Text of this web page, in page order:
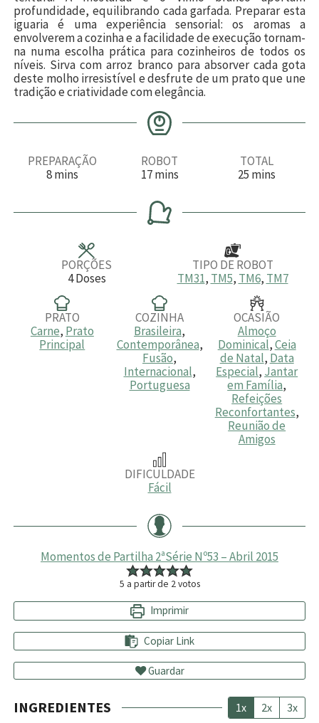
profundidade, equilibrando cada garfada. Preparar esta
iguaria é uma experiência sensorial: os aromas a
envolverem a cozinha e a facilidade de execução tornam-
na numa escolha prática para cozinheiros de todos os
níveis. Sirva com arroz branco para absorver cada gota
deste molho irresistível e desfrute de um prato que une
tradição e criatividade com elegância.
PREPARAÇÃO
8m
u
mins
ROBOT
17m
n
u
t
mins
TOTAL
25 m
u
mins
PORÇÕES
4 Doses
TIPO DE ROBOT
TM31, TM5, TM6, TM7
PRATO
Carne, Prato
Principal
COZINHA
Brasileira,
Contemporânea,
Fusão,
Internacional,
Portuguesa
OCASIÃO
Almoço
Dominical,Ceia
de Natal, Data
Especial, Jantar
em Família,
Refeições
Reconfortantes,
Reunião de
Amigos
DIFICULDADE
Fácil
Momentos de Partilha 2ªSérie Nº53 – Abril 2015
5 a partir de 2votos
Imprimir
Copiar Link
Guardar
INGREDIENTES 1x 2x 3x